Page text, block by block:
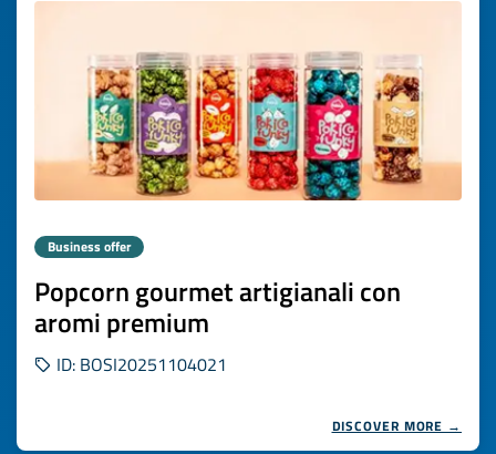
Business offer
Popcorn gourmet artigianali con
aromi premium
ID: BOSI20251104021
DISCOVER MORE →